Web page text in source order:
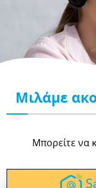
Μιλάμε
Μπορείτε να